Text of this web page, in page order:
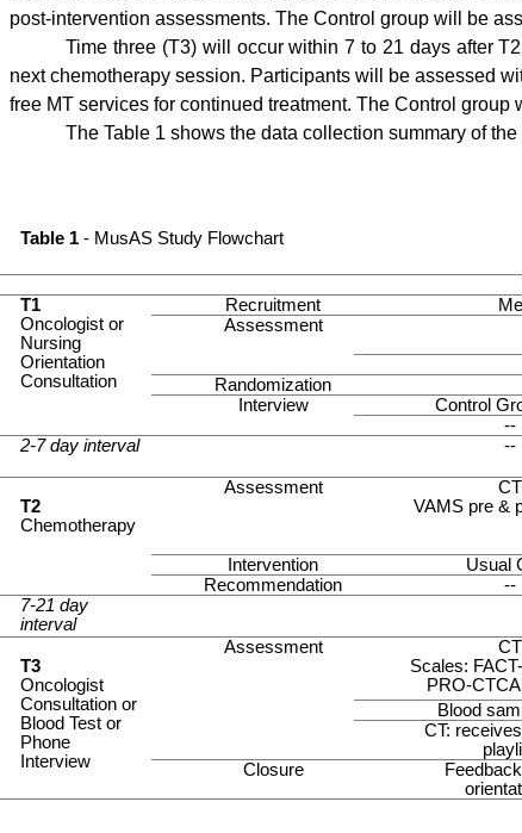
post-intervention assessments. The Control group will be
Time three (T3) will occur within 7 to 21 days after
next chemotherapy session. Participants will be assessed
free MT services for continued treatment. The Control
The Table 1 shows the data collection summary of
Table 1 - MusAS Study Flowchart
T1
Oncologist or
Nursing
Orientation
Consultation
Recruitment
Assessment
Randomization
Interview
Control
--
2-7 day interval
--
T2
Chemotherapy
Assessment
CT
VAMS pre &
Intervention Usual
Recommendation
--
7-21 day
interval
T3
Oncologist
Consultation or
Blood Test or
Phone
Interview
Assessment
CT
Scales:
PRO-
Blood
CT:
Closure